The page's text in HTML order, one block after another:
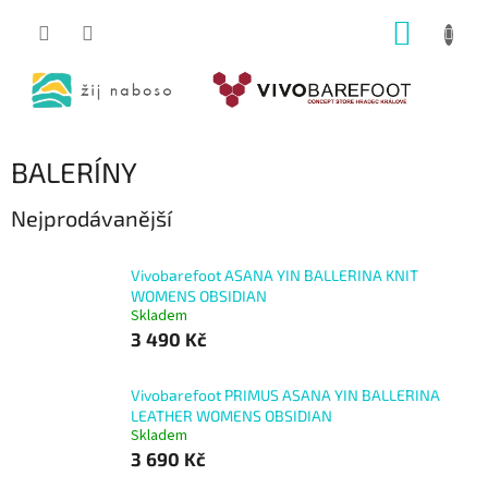
BALERÍNY
Nejprodávanější
Vivobarefoot ASANA YIN BALLERINA KNIT
WOMENS OBSIDIAN
Skladem
3 490 Kč
Vivobarefoot PRIMUS ASANA YIN BALLERINA
LEATHER WOMENS OBSIDIAN
Skladem
3 690 Kč